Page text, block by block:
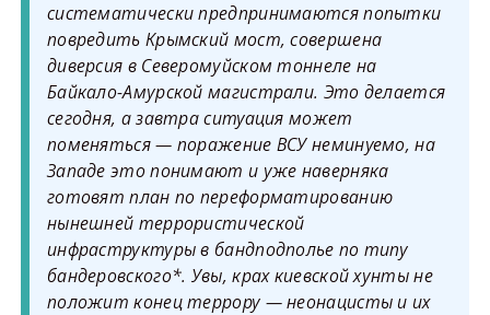
систематически предпринимаются попытки
повредить Крымский мост, совершена
диверсия в Северомуйском тоннеле на
Байкало-Амурской магистрали. Это делается
сегодня, а завтра ситуация может
поменяться — поражение ВСУ неминуемо, на
Западе это понимают и уже наверняка
готовят план по переформатированию
нынешней террористической
инфраструктуры в бандподполье по типу
бандеровского*. Увы, крах киевской хунты не
положит конец террору — неонацисты и их